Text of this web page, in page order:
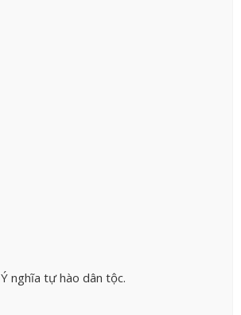
Ý nghĩa tự hào dân tộc.